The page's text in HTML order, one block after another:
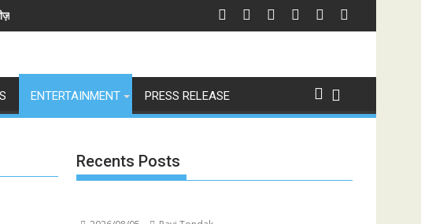
होंगे बिग बॉस के 6 संस्करण, पेश हुई 'इंडियाज़ बिग्ग रियलिटी' कॉफी टेबल बुक
स्पेन ने अर्जेंटीना को हराकर जीता फीफा विश्व कप 2026 का खिताब, लैमिन
ENTERTAINMENT PRESS RELEASE
Recents Posts